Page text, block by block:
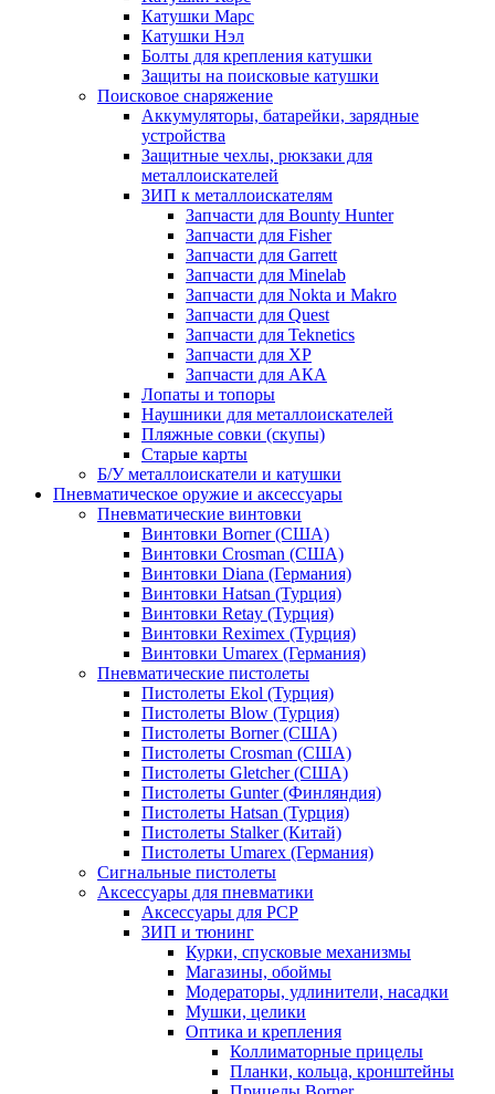
Катушки Марс
Катушки Нэл
Болты для крепления катушки
Защиты на поисковые катушки
Поисковое снаряжение
Аккумуляторы, батарейки, зарядные
устройства
Защитные чехлы, рюкзаки для
металлоискателей
ЗИП к металлоискателям
Запчасти для Bounty Hunter
Запчасти для Fisher
Запчасти для Garrett
Запчасти для Minelab
Запчасти для Nokta и Makro
Запчасти для Quest
Запчасти для Teknetics
Запчасти для XP
Запчасти для АКА
Лопаты и топоры
Наушники для металлоискателей
Пляжные совки (скупы)
Старые карты
Б/У металлоискатели и катушки
Пневматическое оружие и аксессуары
Пневматические винтовки
Винтовки Borner (США)
Винтовки Crosman (США)
Винтовки Diana (Германия)
Винтовки Hatsan (Турция)
Винтовки Retay (Турция)
Винтовки Reximex (Турция)
Винтовки Umarex (Германия)
Пневматические пистолеты
Пистолеты Ekol (Турция)
Пистолеты Blow (Турция)
Пистолеты Borner (США)
Пистолеты Crosman (США)
Пистолеты Gletcher (США)
Пистолеты Gunter (Финляндия)
Пистолеты Hatsan (Турция)
Пистолеты Stalker (Китай)
Пистолеты Umarex (Германия)
Сигнальные пистолеты
Аксессуары для пневматики
Аксессуары для PCP
ЗИП и тюнинг
Курки, спусковые механизмы
Магазины, обоймы
Модераторы, удлинители, насадки
Мушки, целики
Оптика и крепления
Коллиматорные прицелы
Планки, кольца, кронштейны